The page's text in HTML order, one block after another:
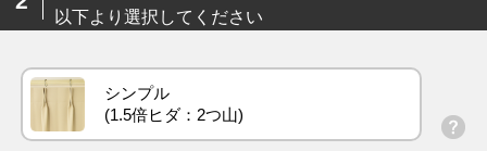
以下より選択してください
シンプル